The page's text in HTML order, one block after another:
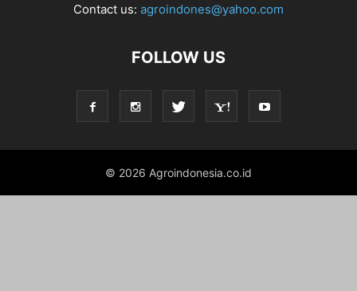
Contact us: agroindones@yahoo.com
FOLLOW US
© 2026 Agroindonesia.co.id